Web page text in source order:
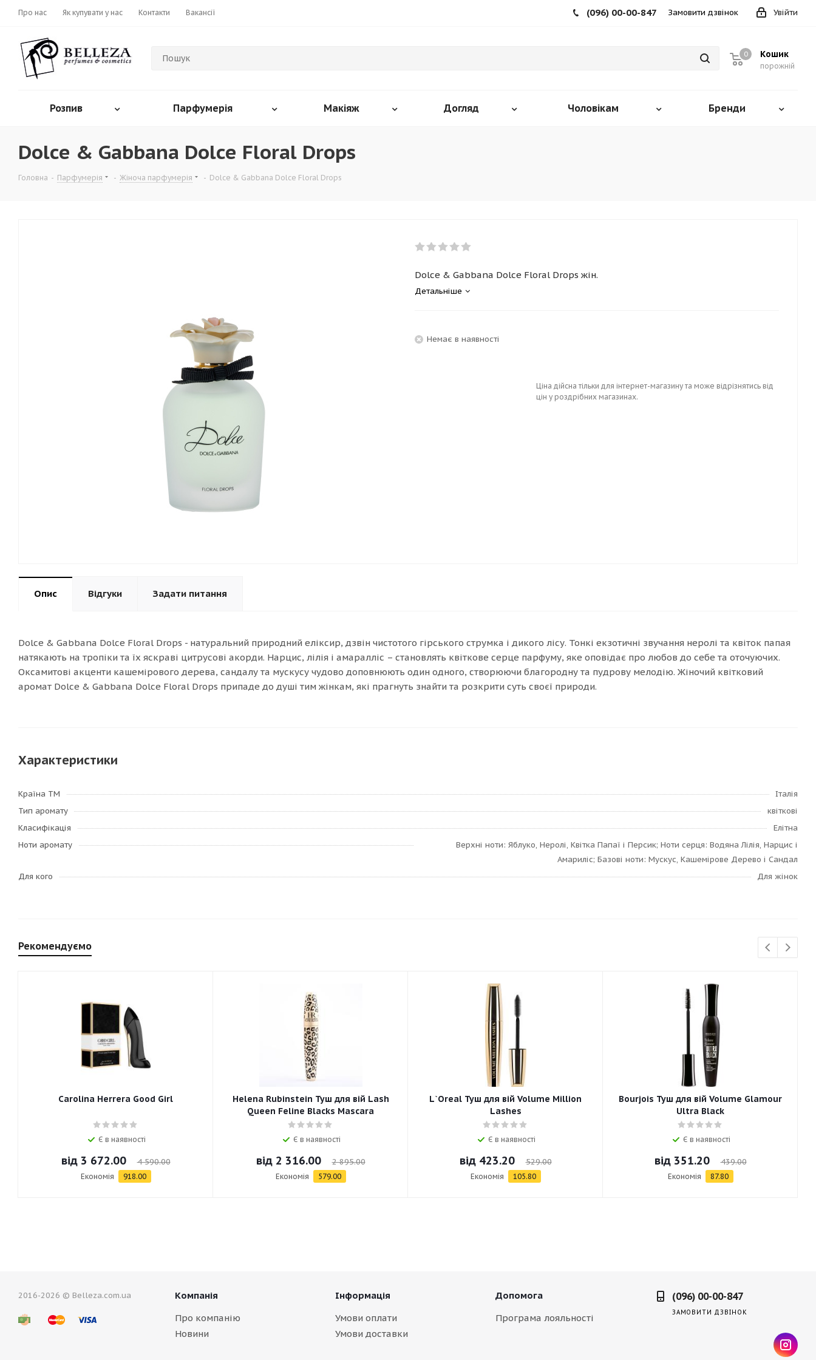
Про нас Як купувати у нас Контакти Вакансії Увійти
(096) 00-00-847 Замовити дзвінок
Кошик
порожній
0
Розпив Парфумерія Макіяж Догляд Чоловікам Бренди
Dolce & Gabbana Dolce Floral Drops
Головна - Парфумерія - Жіноча парфумерія - Dolce & Gabbana Dolce Floral Drops
Dolce & Gabbana Dolce Floral Drops жін.
Детальніше
Немає в наявності
Ціна дійсна тільки для інтернет-магазину та може відрізнятись від
цін у роздрібних магазинах.
Опис Відгуки Задати питання
Dolce & Gabbana Dolce Floral Drops - натуральний природний еліксир, дзвін чистотого гірського струмка і дикого лісу. Тонкі екзотичні звучання неролі та квіток папая
натякають на тропіки та їх яскраві цитрусові акорди. Нарцис, лілія і амаралліс – становлять квіткове серце парфуму, яке оповідає про любов до себе та оточуючих.
Оксамитові акценти кашемірового дерева, сандалу та мускусу чудово доповнюють один одного, створюючи благородну та пудрову мелодію. Жіночий квітковий
аромат Dolce & Gabbana Dolce Floral Drops припаде до душі тим жінкам, які прагнуть знайти та розкрити суть своєї природи.
Характеристики
Країна ТМ
Італія
Тип аромату
квіткові
Класифікація
Елітна
Ноти аромату
Верхні ноти: Яблуко, Неролі, Квітка Папаї і Персик; Ноти серця: Водяна Лілія, Нарцис і
Амариліс; Базові ноти: Мускус, Кашемірове Дерево і Сандал
Для кого
Для жінок
Рекомендуємо
Carolina Herrera Good Girl
Є в наявності
від 3 672.00 4 590.00
Економія 918.00
Helena Rubinstein Туш для вій Lash
Queen Feline Blacks Mascara
Є в наявності
від 2 316.00 2 895.00
Економія 579.00
L`Oreal Туш для вій Volume Million
Lashes
Є в наявності
від 423.20 529.00
Економія 105.80
Bourjois Туш для вій Volume Glamour
Ultra Black
Є в наявності
від 351.20 439.00
Економія 87.80
2016-2026 © Belleza.com.ua
Компанія
Про компанію
Новини
Інформація
Умови оплати
Умови доставки
Допомога
Програма лояльності
(096) 00-00-847
ЗАМОВИТИ ДЗВІНОК